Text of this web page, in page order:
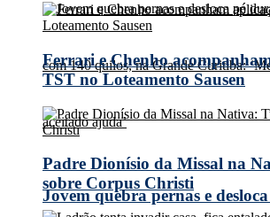
Jovem quebra pernas e
Ferrari e Chenho
TST no Loteamento Sausen
Padre Dionísio da Missal na
sobre Corpus Christi